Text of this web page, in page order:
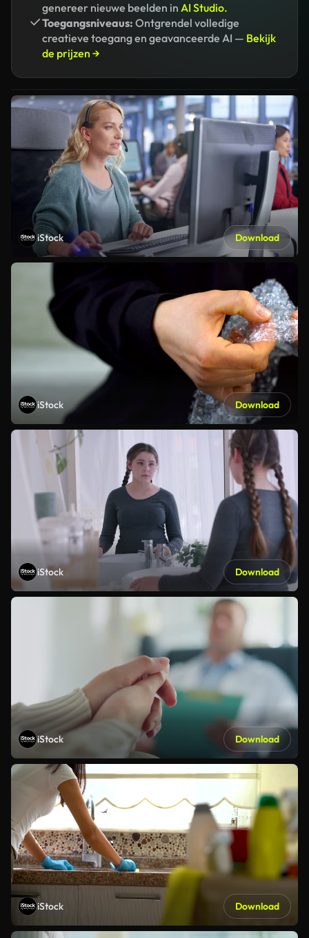
genereer nieuwe beelden in AI Studio.
Toegangsniveaus: Ontgrendel volledige
creatieve toegang en geavanceerde AI — Bekijk
de prijzen →
iStock Download
iStock Download
iStock Download
iStock Download
iStock Download